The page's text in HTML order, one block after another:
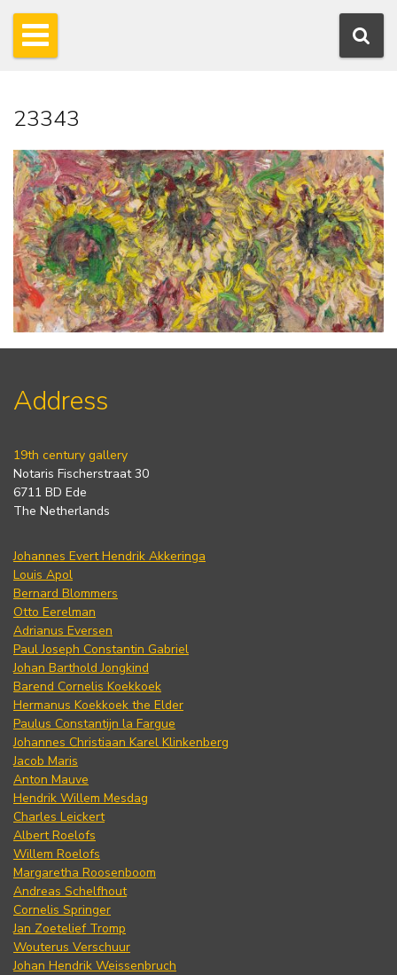
23343
Address
19th century gallery
Notaris Fischerstraat 30
6711 BD Ede
The Netherlands
Johannes Evert Hendrik Akkeringa
Louis Apol
Bernard Blommers
Otto Eerelman
Adrianus Eversen
Paul Joseph Constantin Gabriel
Johan Barthold Jongkind
Barend Cornelis Koekkoek
Hermanus Koekkoek the Elder
Paulus Constantijn la Fargue
Johannes Christiaan Karel Klinkenberg
Jacob Maris
Anton Mauve
Hendrik Willem Mesdag
Charles Leickert
Albert Roelofs
Willem Roelofs
Margaretha Roosenboom
Andreas Schelfhout
Cornelis Springer
Jan Zoetelief Tromp
Wouterus Verschuur
Johan Hendrik Weissenbruch